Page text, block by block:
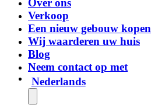
Over ons
Verkoop
Een nieuw gebouw kopen
Wij waarderen uw huis
Blog
Neem contact op met
Nederlands